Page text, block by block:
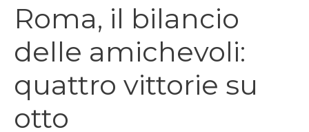
Roma, il bilancio
delle amichevoli:
quattro vittorie su
otto